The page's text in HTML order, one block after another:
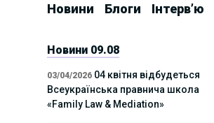
Новини Блоги Інтерв’ю
Новини 09.08
03/04/2026 04 квітня відбудеться
Всеукраїнська правнича школа
«Family Law & Mediation»